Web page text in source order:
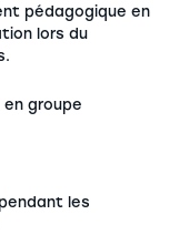
pédagogique en
lors du
groupe
les